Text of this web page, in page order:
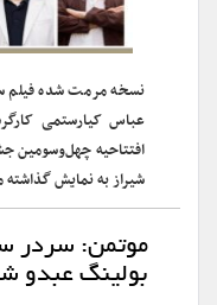
نسخه مرمت شده فیلم
عباس کیارستمی
افتتاحیه چهل‌وسومین
شیراز به نمایش
موتمن: سردر
بولینگ عبدو